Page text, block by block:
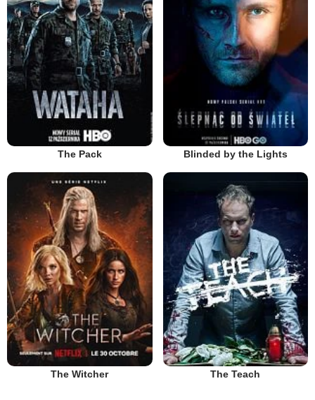
The Pack Blinded by the Lights
The Witcher The Teach